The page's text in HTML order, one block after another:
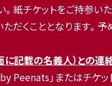
紙チケットをご持参
くこととなります。予
記載の名義人）との連
Peenats」またはチ